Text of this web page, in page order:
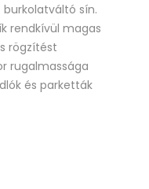
sín.
rendkívül magas
rögzítést
rugalmassága
és parketták